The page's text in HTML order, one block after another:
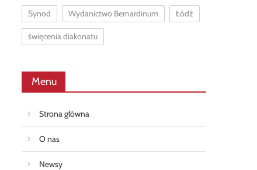
Synod Wydanictwo Bernardinum Łódź
święcenia diakonatu
Menu
Strona główna
O nas
Newsy